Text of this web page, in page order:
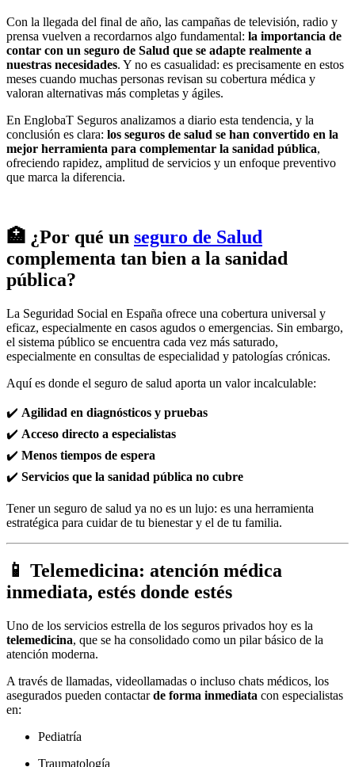
Con la llegada del final de año, las campañas de televisión, radio y
prensa vuelven a recordarnos algo fundamental: la importancia de
contar con un seguro de Salud que se adapte realmente a
nuestras necesidades. Y no es casualidad: es precisamente en estos
meses cuando muchas personas revisan su cobertura médica y
valoran alternativas más completas y ágiles.
En EnglobaT Seguros analizamos a diario esta tendencia, y la
conclusión es clara: los seguros de salud se han convertido en la
mejor herramienta para complementar la sanidad pública,
ofreciendo rapidez, amplitud de servicios y un enfoque preventivo
que marca la diferencia.
🏥 ¿Por qué un seguro de Salud
complementa tan bien a la sanidad
pública?
La Seguridad Social en España ofrece una cobertura universal y
eficaz, especialmente en casos agudos o emergencias. Sin embargo,
el sistema público se encuentra cada vez más saturado,
especialmente en consultas de especialidad y patologías crónicas.
Aquí es donde el seguro de salud aporta un valor incalculable:
✔️ Agilidad en diagnósticos y pruebas
✔️ Acceso directo a especialistas
✔️ Menos tiempos de espera
✔️ Servicios que la sanidad pública no cubre
Tener un seguro de salud ya no es un lujo: es una herramienta
estratégica para cuidar de tu bienestar y el de tu familia.
📱 Telemedicina: atención médica
inmediata, estés donde estés
Uno de los servicios estrella de los seguros privados hoy es la
telemedicina, que se ha consolidado como un pilar básico de la
atención moderna.
A través de llamadas, videollamadas o incluso chats médicos, los
asegurados pueden contactarde forma inmediata con especialistas
en:
Pediatría
Traumatología